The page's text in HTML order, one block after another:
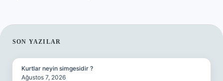
SIDEBAR
SON YAZILAR
Kurtlar neyin simgesidir ?
Ağustos 7, 2026